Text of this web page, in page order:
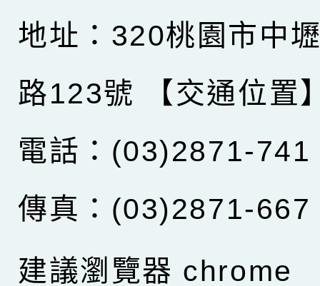
地址：320桃園市中
路123號
【交通位置
電話：(03)2871-741
傳真：(03)2871-667
建議瀏覽器 chrome